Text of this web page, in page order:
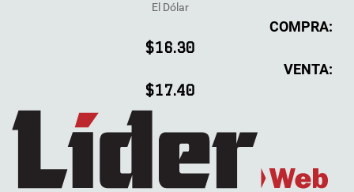
El Dólar
COMPRA:
$16.30
VENTA:
$17.40